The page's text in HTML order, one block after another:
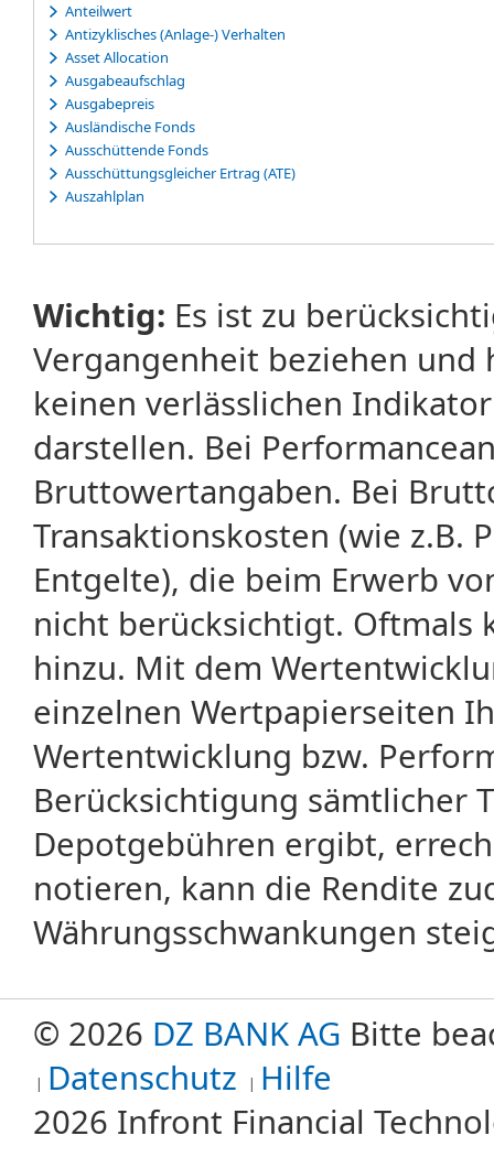
Anteilwert
Antizyklisches (Anlage-) Verhalten
Asset Allocation
Ausgabeaufschlag
Ausgabepreis
Ausländische Fonds
Ausschüttende Fonds
Ausschüttungsgleicher Ertrag (ATE)
Auszahlplan
Wichtig: Es ist zu
Vergangenheit beziehen
keinen verlässlichen
darstellen. Bei
Bruttowertangaben. Bei
Transaktionskosten (wie z.B.
Entgelte), die beim Erwerb
nicht berücksichtigt. Oftmals
hinzu. Mit dem
einzelnen Wertpapierseiten
Wertentwicklung bzw.
Berücksichtigung sämtlicher
Depotgebühren ergibt,
notieren, kann die Rendite
Währungsschwankungen
© 2026 DZ BANK AG Bitte
Datenschutz Hilfe
2026 Infront Financial